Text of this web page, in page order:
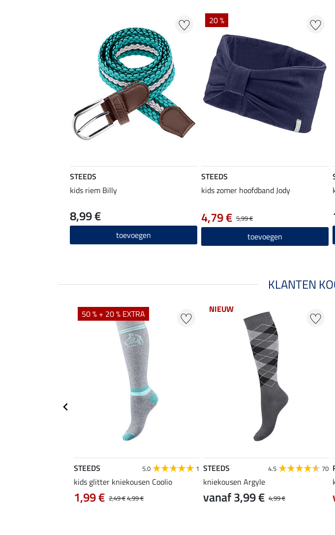
STEEDS
kids riem Billy
8,99 €
toevoegen
20 %
STEEDS
kids zomer hoofdband Jody
5,99 €
4,79 €
toevoegen
KLANTEN
50 % + 20 % EXTRA
STEEDS 5.0 1
kids glitter kniekousen Coolio
2,49 €4,99 €
1,99 €
NIEUW
STEEDS 4.5 70
kniekousen Argyle
4,99 €
vanaf 3,99 €